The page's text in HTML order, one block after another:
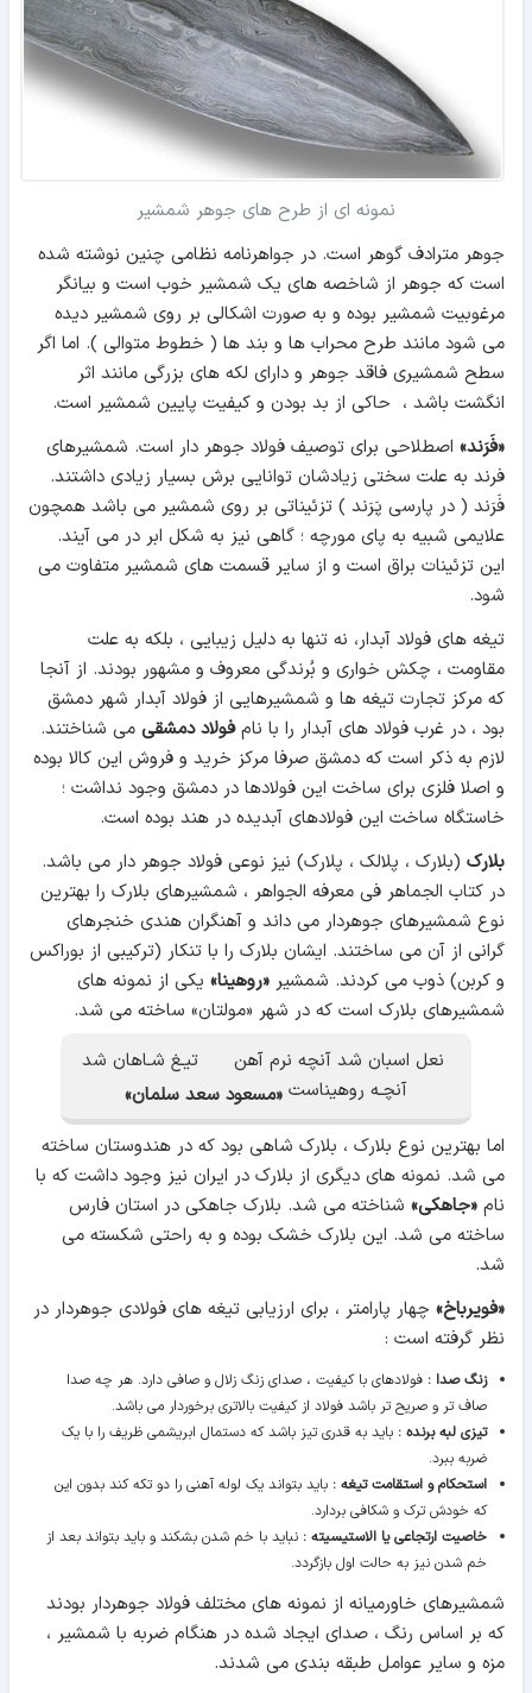
نمونه ای از طرح های جوهر شمشیر
جوهر مترادف گوهر است. در جواهرنامه نظامی چنین نوشته شده
است که جوهر از شاخصه های یک شمشیر خوب است و بیانگر
مرغوبیت شمشیر بوده و به صورت اشکالی بر روی شمشیر دیده
می شود مانند طرح محراب ها و بند ها ( خطوط متوالی ). اما اگر
سطح شمشیری فاقد جوهر و دارای لکه های بزرگی مانند اثر
انگشت باشد ، حاکی از بد بودن و کیفیت پایین شمشیر است.
«فَرَند» اصطلاحی برای توصیف فولاد جوهر دار است. شمشیرهای
فرند به علت سختی زیادشان توانایی برش بسیار زیادی داشتند.
فَرَند ( در پارسی پَرَند ) تزئیناتی بر روی شمشیر می باشد همچون
علایمی شبیه به پای مورچه ؛ گاهی نیز به شکل ابر در می آیند.
این تزئینات براق است و از سایر قسمت های شمشیر متفاوت می
شود.
تیغه های فولاد آبدار، نه تنها به دلیل زیبایی ، بلکه به علت
مقاومت ، چکش خواری و بُرندگی معروف و مشهور بودند. از آنجا
که مرکز تجارت تیغه ها و شمشیرهایی از فولاد آبدار شهر دمشق
بود ، در غرب فولاد های آبدار را با نامفولاد دمشقی می شناختند.
لازم به ذکر است که دمشق صرفا مرکز خرید و فروش این کالا بوده
و اصلا فلزی برای ساخت این فولادها در دمشق وجود نداشت ؛
خاستگاه ساخت این فولادهای آبدیده در هند بوده است.
بلارک (بلارک ، پلالک ، پلارک) نیز نوعی فولاد جوهر دار می باشد.
در کتاب الجماهر فی معرفه الجواهر ، شمشیرهای بلارک را بهترین
نوع شمشیرهای جوهردار می داند و آهنگران هندی خنجرهای
گرانی از آن می ساختند. ایشان بلارک را با تنکار (ترکیبی از بوراکس
و کربن) ذوب می کردند. شمشیر «روهینا» یکی از نمونه های
شمشیرهای بلارک است که در شهر «مولتان» ساخته می شد.
نعل اسبان شد آنچه نرم آهن تیـغ شـاهان شد
آنچـه روهیناست «مسعود سعد سلمان»
اما بهترین نوع بلارک ، بلارک شاهی بود که در هندوستان ساخته
می شد. نمونه های دیگری از بلارک در ایران نیز وجود داشت که با
نام «جاهکی» شناخته می شد. بلارک جاهکی در استان فارس
ساخته می شد. این بلارک خشک بوده و به راحتی شکسته می
شد.
«فویرباخ» چهار پارامتر ، برای ارزیابی تیغه های فولادی جوهردار در
نظر گرفته است :
زنگ صدا : فولادهای با کیفیت ، صدای زنگ زلال و صافی دارد. هر چه صدا
صاف تر و صریح تر باشد فولاد از کیفیت بالاتری برخوردار می باشد.
تیزی لبه برنده : باید به قدری تیز باشد که دستمال ابریشمی ظریف را با یک
ضربه ببرد.
استحکام و استقامت تیغه : باید بتواند یک لوله آهنی را دو تکه کند بدون این
که خودش ترک و شکافی بردارد.
خاصیت ارتجاعی یا الاستیسیته : نباید با خم شدن بشکند و باید بتواند بعد از
خم شدن نیز به حالت اول بازگردد.
شمشیرهای خاورمیانه از نمونه های مختلف فولاد جوهردار بودند
که بر اساس رنگ ، صدای ایجاد شده در هنگام ضربه با شمشیر ،
مزه و سایر عوامل طبقه بندی می شدند.